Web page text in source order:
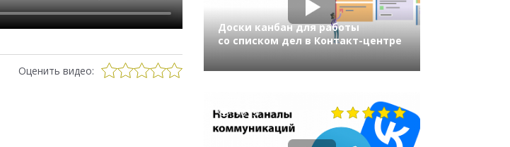
Оценить видео:
Доски канбан для работы
со списком дел в Контакт-центре
1019